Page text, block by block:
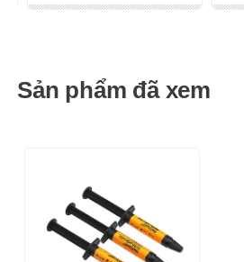
Sản phẩm đã xem